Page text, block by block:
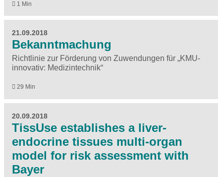
1 Min
21.09.2018
Bekanntmachung
Richtlinie zur Förderung von Zuwendungen für „KMU-
innovativ: Medizintechnik“
29 Min
20.09.2018
TissUse establishes a liver-
endocrine tissues multi-organ
model for risk assessment with
Bayer